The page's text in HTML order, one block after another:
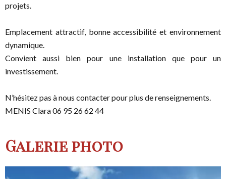
projets.
Emplacement attractif, bonne accessibilité et environnement
dynamique.
Convient aussi bien pour une installation que pour un
investissement.
N’hésitez pas à nous contacter pour plus de renseignements.
MENIS Clara 06 95 26 62 44
Galerie photo